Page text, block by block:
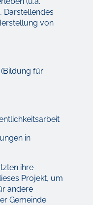
Darstellendes
von
für
in
ihre
Projekt, um
andere
Gemeinde